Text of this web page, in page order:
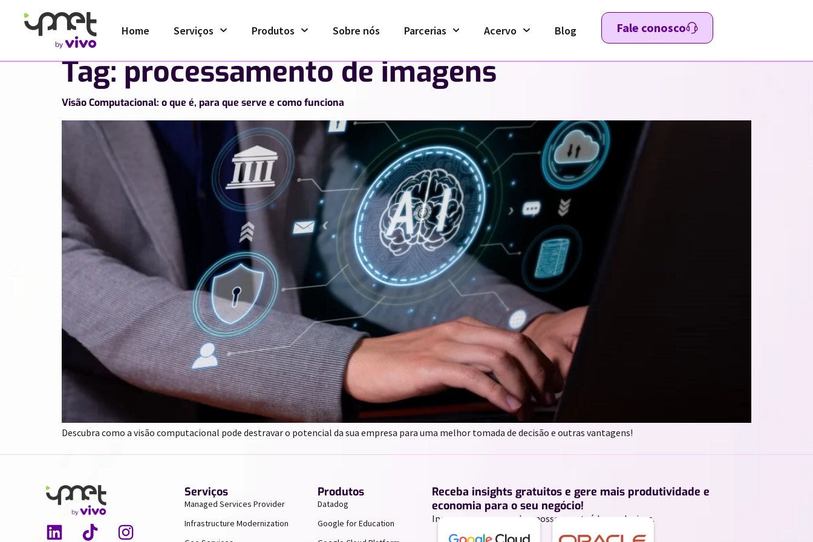
Home Serviços Produtos Sobre nós Parcerias Acervo Blog Fale conosco
Tag:processamento de imagens
Visão Computacional: o que é, para que serve e como funciona
Descubra como a visão computacional pode destravar o potencial da sua empresa para uma melhor tomada de decisão e outras vantagens!
Serviços
Managed Services Provider
Infrastructure Modernization
Produtos
Datadog
Google for Education
Receba insights gratuitos e gere mais produtividade e
economia para o seu negócio!
Inscreva-se para receber nossos conteúdos exclusivos.